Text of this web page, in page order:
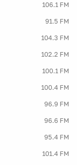
106.1 FM
91.5 FM
104.3 FM
102.2 FM
100.1 FM
100.4 FM
96.9 FM
96.6 FM
95.4 FM
101.4 FM